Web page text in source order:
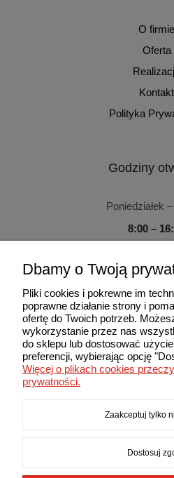
O firmie
Oferta
Kontakt
Polityka
Godziny
Poniedziałek
8:00 –
Użytkowanie sklepu oznacza
cookies. Szczegółowe
© 2013-2026 MAXIMA.
Dbamy o Twoją
Pliki cookies i pokrewne im
poprawne działanie strony i
ofertę do Twoich potrzeb.
wykorzystanie przez nas
do sklepu lub dostosować
preferencji, wybierając opcję
Więcej o plikach cookies
prywatności.
Zaakceptuj tylko
Dostosuj